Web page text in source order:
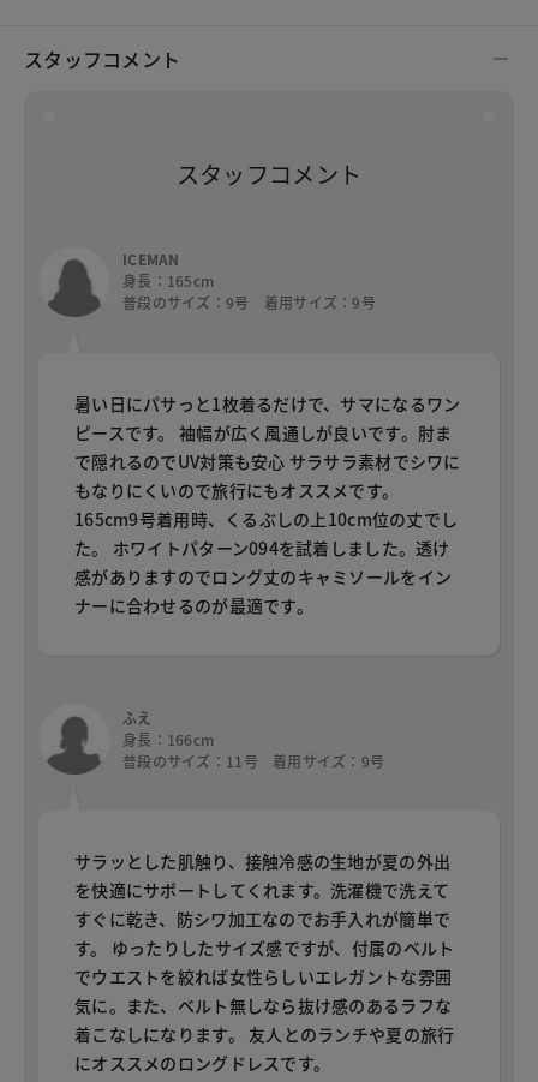
スタッフコメント
スタッフコメント
ICEMAN
身長：165cm
普段のサイズ：9号 着用サイズ：9号
暑い日にパサっと1枚着るだけで、サマになるワン
ピースです。 袖幅が広く風通しが良いです。肘ま
で隠れるのでUV対策も安心 サラサラ素材でシワに
もなりにくいので旅行にもオススメです。
165cm9号着用時、くるぶしの上10cm位の丈でし
た。 ホワイトパターン094を試着しました。透け
感がありますのでロング丈のキャミソールをイン
ナーに合わせるのが最適です。
ふえ
身長：166cm
普段のサイズ：11号 着用サイズ：9号
サラッとした肌触り、接触冷感の生地が夏の外出
を快適にサポートしてくれます。洗濯機で洗えて
すぐに乾き、防シワ加工なのでお手入れが簡単で
す。 ゆったりしたサイズ感ですが、付属のベルト
でウエストを絞れば女性らしいエレガントな雰囲
気に。また、ベルト無しなら抜け感のあるラフな
着こなしになります。 友人とのランチや夏の旅行
にオススメのロングドレスです。